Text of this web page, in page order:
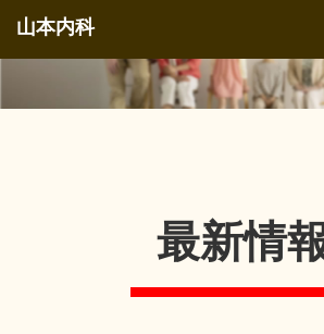
山本内科
最新情